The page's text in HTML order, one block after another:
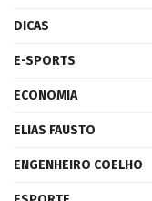
DICAS
E-SPORTS
ECONOMIA
ELIAS FAUSTO
ENGENHEIRO COELHO